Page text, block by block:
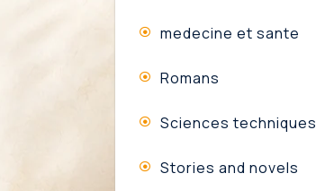
medecine et sante
Romans
Sciences techniques
Stories and novels